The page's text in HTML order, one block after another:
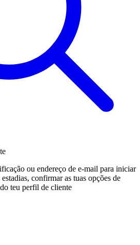
ou endereço de e-mail para iniciar
confirmar as tuas opções de
teu perfil de cliente